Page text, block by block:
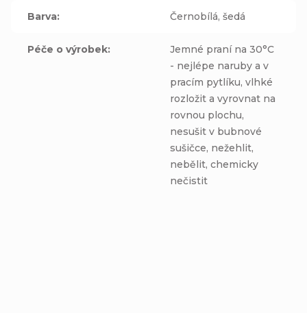
Barva: Černobílá, šedá
Péče o výrobek:
Jemné praní na 30°C
- nejlépe naruby a v
pracím pytlíku, vlhké
rozložit a vyrovnat na
rovnou plochu,
nesušit v bubnové
sušičce, nežehlit,
nebělit, chemicky
nečistit